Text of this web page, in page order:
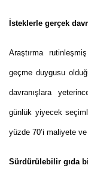
İsteklerle gerçek
Araştırma
geçme duygusu
davranışlara
günlük yiyecek
yüzde 70’i maliyete
Sürdürülebilir gıda